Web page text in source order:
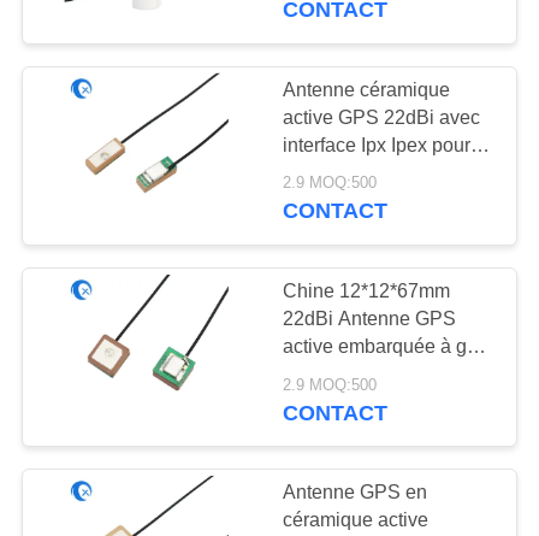
Antenne de 433
mégahertz
20
Antenne de 868
mégahertz
CONTACT
Antenne céramique
active GPS 22dBi avec
interface Ipx Ipex pour
module GPS
2.9 MOQ:500
CONTACT
Chine 12*12*67mm
22dBi Antenne GPS
active embarquée à gain
élevé pour la navigation
automobile interne,
2.9 MOQ:500
CONTACT
Antenne GPS en
céramique active